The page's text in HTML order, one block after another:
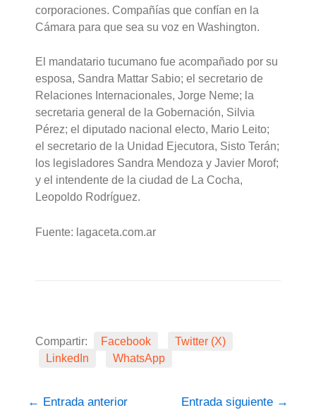
corporaciones. Compañías que confían en la
Cámara para que sea su voz en Washington.
El mandatario tucumano fue acompañado por su
esposa, Sandra Mattar Sabio; el secretario de
Relaciones Internacionales, Jorge Neme; la
secretaria general de la Gobernación, Silvia
Pérez; el diputado nacional electo, Mario Leito;
el secretario de la Unidad Ejecutora, Sisto Terán;
los legisladores Sandra Mendoza y Javier Morof;
y el intendente de la ciudad de La Cocha,
Leopoldo Rodríguez.
Fuente: lagaceta.com.ar
Compartir: Facebook
Twitter (X)
LinkedIn
WhatsApp
← Entrada anterior Entrada siguiente →